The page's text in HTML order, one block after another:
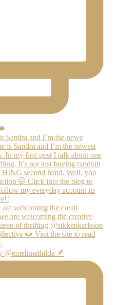
Sandra and I’m the newe
welcoming the creati
@emelimathilda 🪶